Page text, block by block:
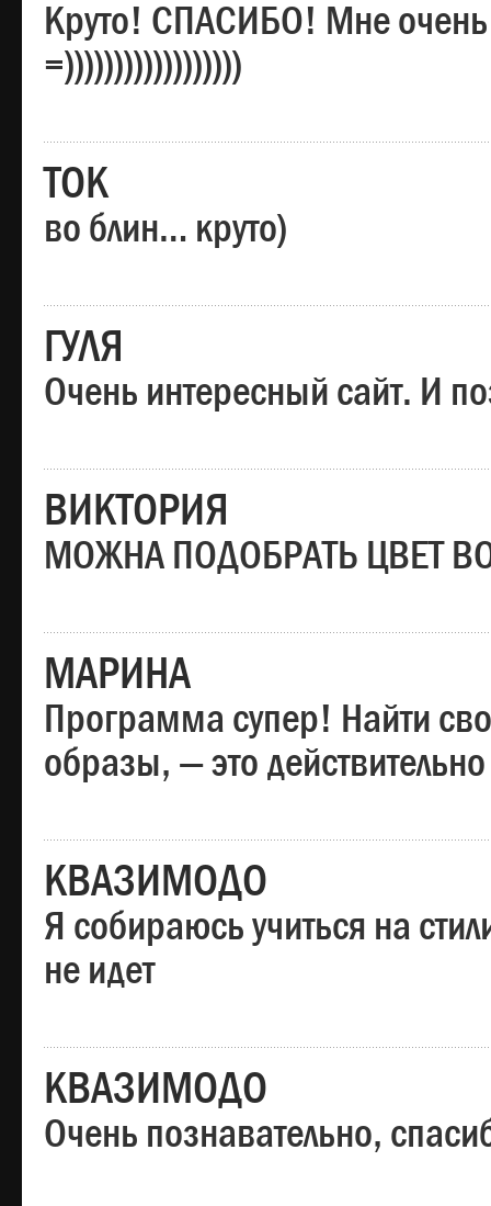
Круто! СПАСИБО! Мне
=))))))))))))))))))
ТОК
во блин… круто)
ГУЛЯ
Очень интересный сайт. И
ВИКТОРИЯ
МОЖНА ПОДОБРАТЬ ЦВЕТ
МАРИНА
Программа супер! Найти
образы, — это
КВАЗИМОДО
Я собираюсь учиться на
не идет
КВАЗИМОДО
Очень познавательно,